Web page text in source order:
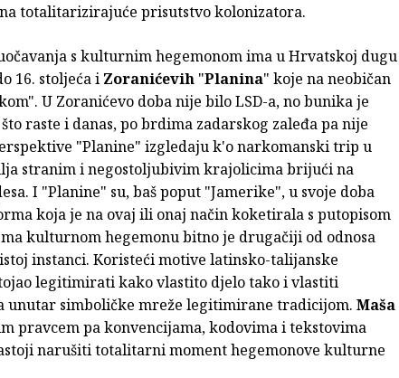
totalitarizirajuće prisutstvo kolonizatora.
s kulturnim hegemonom ima u Hrvatskoj dugu
16. stoljeća i Zoranićevih "Planina" koje na neobičan
U Zoranićevo doba nije bilo LSD-a, no bunika je
raste i danas, po brdima zadarskog zaleđa pa nije
"Planine" izgledaju k'o narkomanski trip u
stranim i negostoljubivim krajolicima brijući na
I "Planine" su, baš poput "Jamerike", u svoje doba
koja je na ovaj ili onaj način koketirala s putopisom
kulturnom hegemonu bitno je drugačiji od odnosa
instanci. Koristeći motive latinsko-talijanske
legitimirati kako vlastito djelo tako i vlastiti
unutar simboličke mreže legitimirane tradicijom. Maša
pravcem pa konvencijama, kodovima i tekstovima
narušiti totalitarni moment hegemonove kulturne